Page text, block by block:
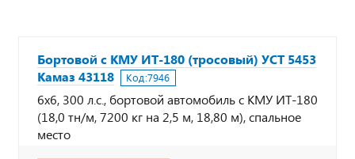
Бортовой с КМУ ИТ-180 (тросовый) УСТ 5453
Камаз 43118
Код:7946
6х6, 300 л.с., бортовой автомобиль с КМУ ИТ-180
(18,0 тн/м, 7200 кг на 2,5 м, 18,80 м), спальное
место